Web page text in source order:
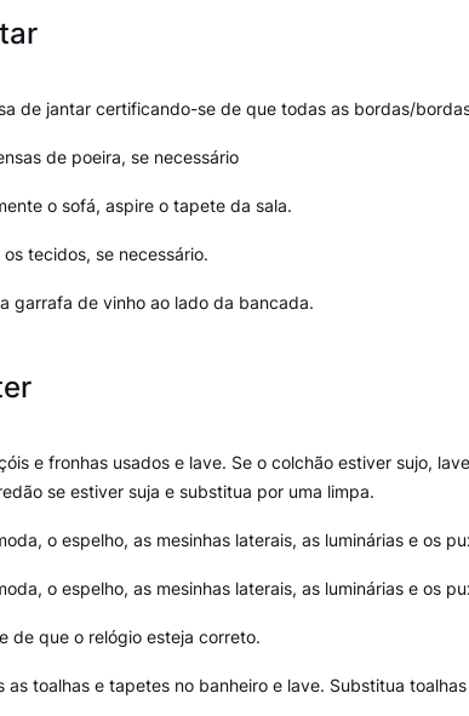
de jantar certificando-se de que todas as bordas/
de poeira, se necessário
o sofá, aspire o tapete da sala.
tecidos, se necessário.
garrafa de vinho ao lado da bancada.
e fronhas usados e lave. Se o colchão estiver sujo,
se estiver suja e substitua por uma limpa.
o espelho, as mesinhas laterais, as luminárias e os
o espelho, as mesinhas laterais, as luminárias e os
de que o relógio esteja correto.
as toalhas e tapetes no banheiro e lave. Substitua